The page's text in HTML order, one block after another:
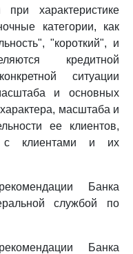
характеристике
категории, как
"короткий", и
кредитной
ситуации
и основных
масштаба и
ее клиентов,
с клиентами и их
Банка
службой по
Банка